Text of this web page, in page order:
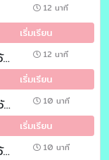
12 นาที
เริ่มเรียน
- EP.17 : เงินได้ที่ยกเว้นภาษี (Part 3/3) : (วันละมาตรา) 12 นาที
เริ่มเรียน
- EP.16 : เงินได้ที่ยกเว้นภาษี (Part 2/3) : (วันละมาตรา) 10 นาที
เริ่มเรียน
- EP.15 : เงินได้ที่ยกเว้นภาษี (Part 1/3) : (วันละมาตรา) 10 นาที